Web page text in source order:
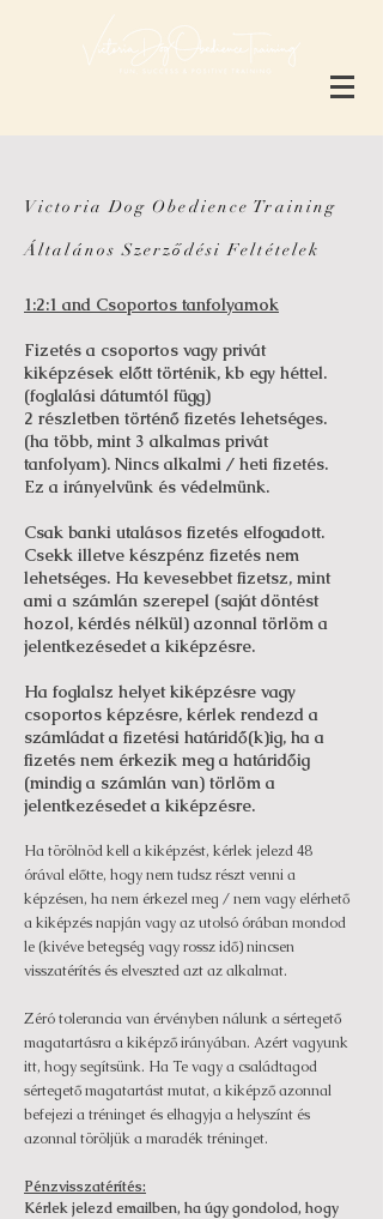
Victoria Dog Obedience Training
Általános Szerződési Feltételek
1:2:1 and Csoportos tanfolyamok
Fizetés a csoportos vagy privát
kiképzések előtt történik, kb egy héttel.
(foglalási dátumtól függ)
2 részletben történő fizetés lehetséges.
(ha több, mint 3 alkalmas privát
tanfolyam). Nincs alkalmi / heti fizetés.
Ez a irányelvünk és védelmünk.
Csak banki utalásos fizetés elfogadott.
Csekk illetve készpénz fizetés nem
lehetséges. Ha kevesebbet fizetsz, mint
ami a számlán szerepel (saját döntést
hozol, kérdés nélkül) azonnal törlöm a
jelentkezésedet a kiképzésre.
Ha foglalsz helyet kiképzésre vagy
csoportos képzésre, kérlek rendezd a
számládat a fizetési határidő(k)ig, ha a
fizetés nem érkezik meg a határidőig
(mindig a számlán van) törlöm a
jelentkezésedet a kiképzésre.
Ha törölnöd kell a kiképzést, kérlek jelezd 48
órával előtte, hogy nem tudsz részt venni a
képzésen, ha nem érkezel meg / nem vagy elérhető
a kiképzés napján vagy az utolsó órában mondod
le (kivéve betegség vagy rossz idő) nincsen
visszatérítés és elveszted azt az alkalmat.
Zéró tolerancia van érvényben nálunk a sértegető
magatartásra a kiképző irányában. Azért vagyunk
itt, hogy segítsünk. Ha Te vagy a családtagod
sértegető magatartást mutat, a kiképző azonnal
befejezi a tréninget és elhagyja a helyszínt és
azonnal töröljük a maradék tréninget.
Pénzvisszatérítés:
Kérlek jelezd emailben, ha úgy gondolod, hogy